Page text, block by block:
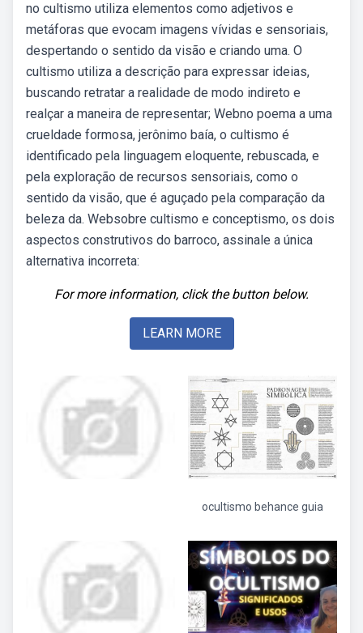
no cultismo utiliza elementos como adjetivos e
metáforas que evocam imagens vívidas e sensoriais,
despertando o sentido da visão e criando uma. O
cultismo utiliza a descrição para expressar ideias,
buscando retratar a realidade de modo indireto e
realçar a maneira de representar; Webno poema a uma
crueldade formosa, jerônimo baía, o cultismo é
identificado pela linguagem eloquente, rebuscada, e
pela exploração de recursos sensoriais, como o
sentido da visão, que é aguçado pela comparação da
beleza da. Websobre cultismo e conceptismo, os dois
aspectos construtivos do barroco, assinale a única
alternativa incorreta:
For more information, click the button below.
LEARN MORE
ocultismo behance guia